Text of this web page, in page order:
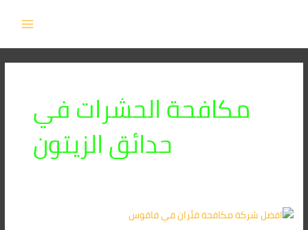
مكافحة الحشرات في
حدائق الزيتون
شركة